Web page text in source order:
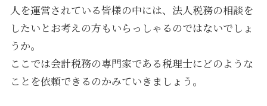
人を運営されている皆様の中には、法人税務の相談を
したいとお考えの方もいらっしゃるのではないでしょ
うか。
ここでは会計税務の専門家である税理士にどのような
ことを依頼できるのかみていきましょう。